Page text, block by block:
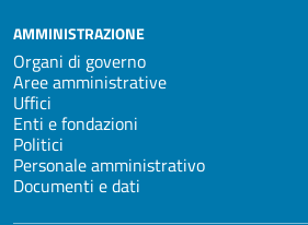
AMMINISTRAZIONE
Organi di governo
Aree amministrative
Uffici
Enti e fondazioni
Politici
Personale amministrativo
Documenti e dati